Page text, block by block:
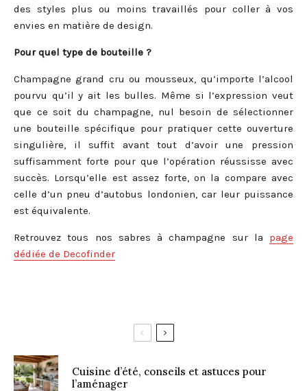
des styles plus ou moins travaillés pour coller à vos
envies en matière de design.
Pour quel type de bouteille ?
Champagne grand cru ou mousseux, qu’importe l’alcool
pourvu qu’il y ait les bulles. Même si l’expression veut
que ce soit du champagne, nul besoin de sélectionner
une bouteille spécifique pour pratiquer cette ouverture
singulière, il suffit avant tout d’avoir une pression
suffisamment forte pour que l’opération réussisse avec
succès. Lorsqu’elle est assez forte, on la compare avec
celle d’un pneu d’autobus londonien, car leur puissance
est équivalente.
Retrouvez tous nos sabres à champagne sur la page
dédiée de Decofinder
Cuisine d’été, conseils et astuces pour
l’aménager